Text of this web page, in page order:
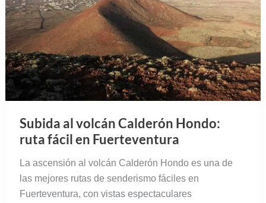
Subida al volcán Calderón Hondo:
ruta fácil en Fuerteventura
La ascensión al volcán Calderón Hondo es una de
las mejores rutas de senderismo fáciles en
Fuerteventura, con vistas espectaculares